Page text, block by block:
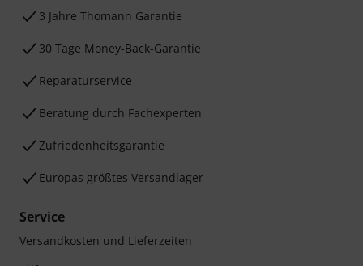
3 Jahre Thomann Garantie
30 Tage Money-Back-Garantie
Reparaturservice
Beratung durch Fachexperten
Zufriedenheitsgarantie
Europas größtes Versandlager
Service
Versandkosten und Lieferzeiten